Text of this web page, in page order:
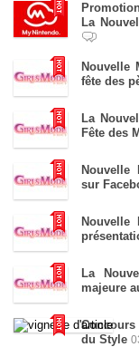
La
Nouvelle
fête des
La
Fête des
sur
La
majeure
du Style